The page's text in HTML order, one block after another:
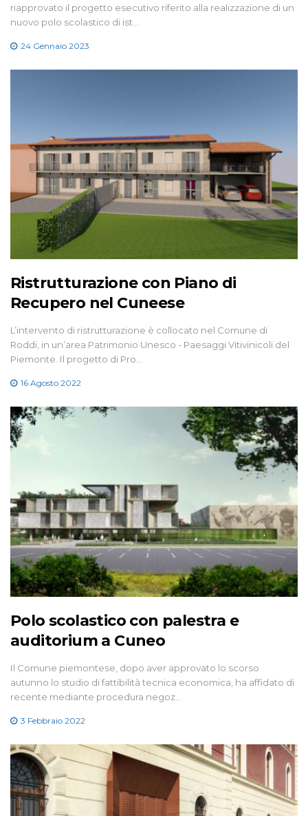
riapprovato il progetto esecutivo riferito alla realizzazione di un
nuovo polo scolastico di ist…
24 Gennaio 2023
Ristrutturazione con Piano di
Recupero nel Cuneese
L’intervento di ristrutturazione è collocato nel Comune di
Roddi, in un’area Patrimonio Unesco - Paesaggi Vitivinicoli del
Piemonte. Il progetto di Pro…
16 Agosto 2022
Polo scolastico con palestra e
auditorium a Cuneo
Il Comune piemontese, dopo aver approvato lo scorso
autunno lo studio di fattibilità tecnica economica, ha affidato di
recente mediante procedura negoz…
3 Febbraio 2022